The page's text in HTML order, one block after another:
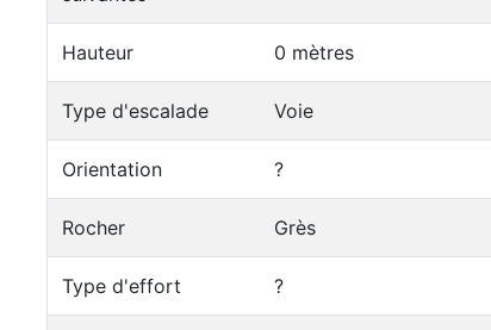
Hauteur 0 mètres
Type d'escalade Voie
Orientation ?
Rocher Grès
Type d'effort ?